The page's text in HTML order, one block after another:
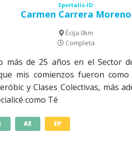
Sportalis-ID:
Carmen Carrera Moreno
Écija 0km
Completa
más de 25 años en el Sector
mis comienzos fueron
y Clases Colectivas, más
como Té
AE EP